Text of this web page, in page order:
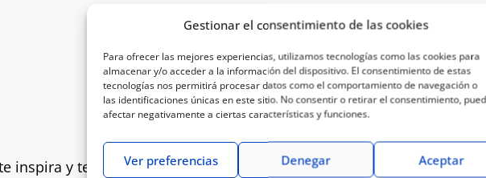
Gestionar el consentimiento de las cookies
Para ofrecer las mejores experiencias, utilizamos tecnologías como las cookies para
almacenar y/o acceder a la información del dispositivo. El consentimiento de estas
tecnologías nos permitirá procesar datos como el comportamiento de navegación o
las identificaciones únicas en este sitio. No consentir o retirar el consentimiento,
afectar negativamente a ciertas características y funciones.
Aceptar
Denegar
Ver preferencias
inspira y te transmite energía y optimismo… ¡este concurso está